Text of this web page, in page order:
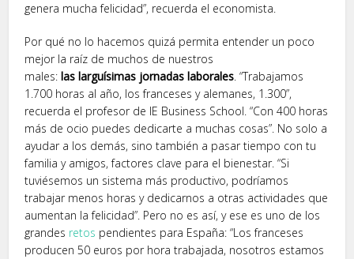
genera mucha felicidad”, recuerda el economista.
Por qué no lo hacemos quizá permita entender un poco
mejor la raíz de muchos de nuestros
males:laslarguísimas jornadas laborales. “Trabajamos
1.700 horas al año, los franceses y alemanes, 1.300”,
recuerda el profesor de IE Business School. “Con 400 horas
más de ocio puedes dedicarte a muchas cosas”. No solo a
ayudar a los demás, sino también a pasar tiempo con tu
familia y amigos, factores clave para el bienestar. “Si
tuviésemos un sistema más productivo, podríamos
trabajar menos horas y dedicarnos a otras actividades que
aumentan la felicidad”. Pero no es así, y ese es uno de los
grandes retos pendientes para España: “Los franceses
producen 50 euros por hora trabajada, nosotros estamos